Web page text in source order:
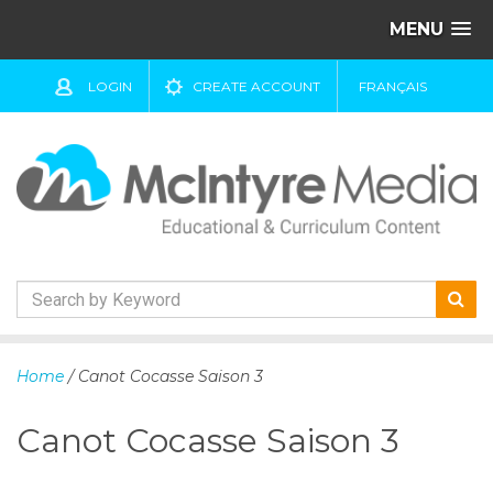
MENU
LOGIN CREATE ACCOUNT FRANÇAIS
k
t
Home / Canot Cocasse Saison 3
Canot Cocasse Saison 3